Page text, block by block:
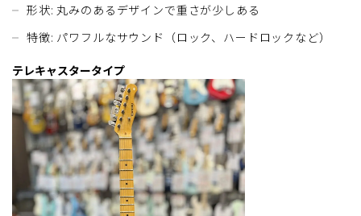
形状: 丸みのあるデザインで重さが少しある
特徴: パワフルなサウンド（ロック、ハードロックなど）
テレキャスタータイプ